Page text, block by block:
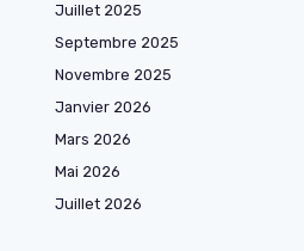
Juillet 2025
Septembre 2025
Novembre 2025
Janvier 2026
Mars 2026
Mai 2026
Juillet 2026